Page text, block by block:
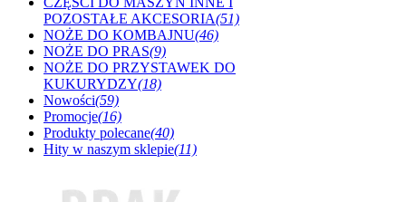
POZOSTAŁE AKCESORIA(51)
NOŻE DO KOMBAJNU(46)
NOŻE DO PRAS(9)
NOŻE DO PRZYSTAWEK DO
KUKURYDZY(18)
Nowości(59)
Promocje(16)
Produkty polecane(40)
Hity w naszym sklepie(11)